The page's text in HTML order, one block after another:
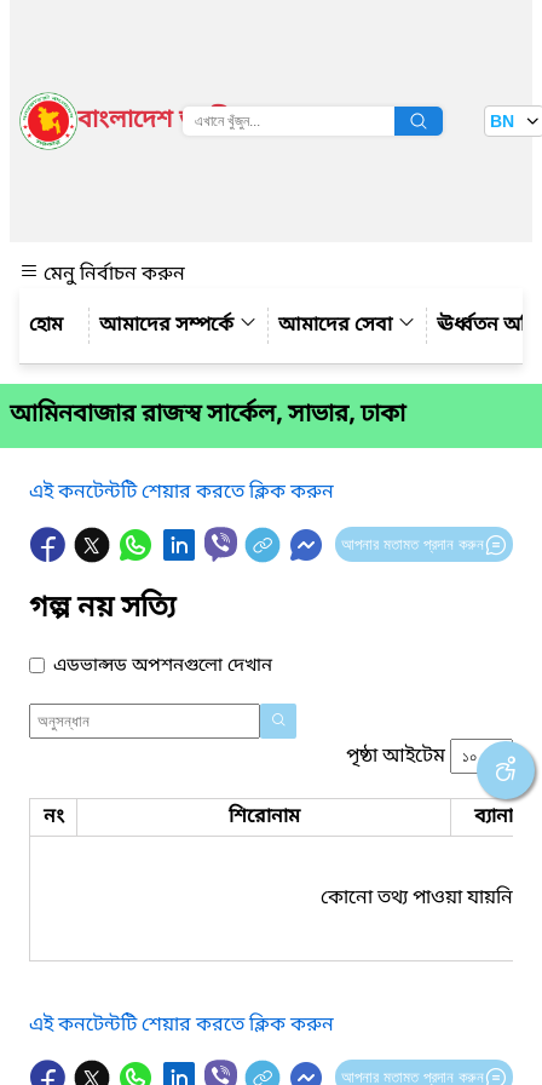
বাংলাদেশ জাতীয় তথ্য বাতায়ন BN
মেনু নির্বাচন করুন
আমাদের সম্পর্কে
আমাদের সেবা ঊর্ধ্বতন
আমিনবাজার রাজস্ব সার্কেল, সাভার, ঢাকা
এই কনটেন্টটি শেয়ার করতে ক্লিক করুন
আপনার মতামত প্রদান করুন
গল্প নয় সত্যি
এডভান্সড অপশনগুলো দেখান
পৃষ্ঠা আইটেম
নং শিরোনাম ব্যানার
কোনো তথ্য পাওয়া যায়নি।
এই কনটেন্টটি শেয়ার করতে ক্লিক করুন
আপনার মতামত প্রদান করুন